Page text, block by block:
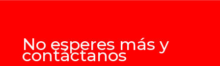
No esperes más y
contáctanos